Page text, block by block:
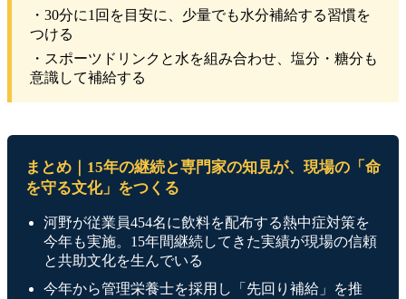
・30分に1回を目安に、少量でも水分補給する習慣を
つける
・スポーツドリンクと水を組み合わせ、塩分・糖分も
意識して補給する
まとめ｜15年の継続と専門家の知見が、現場の「命
を守る文化」をつくる
河野が従業員454名に飲料を配布する熱中症対策を
今年も実施。15年間継続してきた実績が現場の信頼
と共助文化を生んでいる
今年から管理栄養士を採用し「先回り補給」を推